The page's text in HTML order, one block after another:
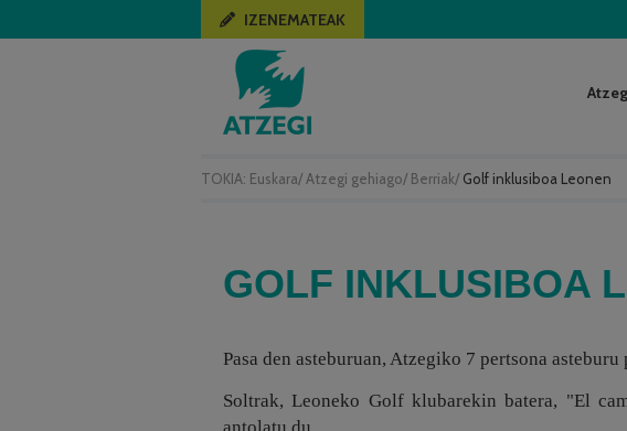
TOKIA: Euskara/ Atzegi gehiago/ Berriak/ Golf inklusiboa Leonen
IZENEMATEAK
GOLF INKLUSIBOA
Pasa den asteburuan, Atzegiko 7 pertsona asteburu
Soltrak, Leoneko Golf klubarekin batera, "El